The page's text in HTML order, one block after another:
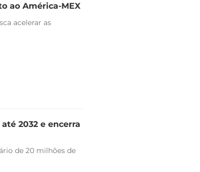
ao América-MEX
acelerar as
2032 e encerra
de 20 milhões de